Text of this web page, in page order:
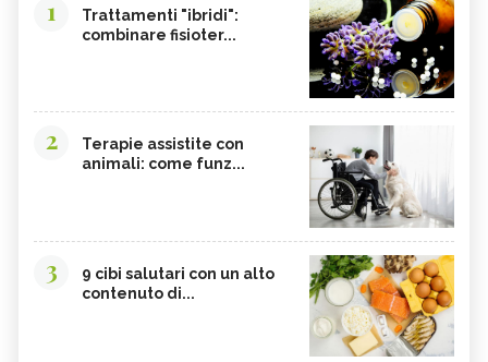
1
Trattamenti "ibridi":
combinare fisioter...
2
Terapie assistite con
animali: come funz...
3
9 cibi salutari con un alto
contenuto di...